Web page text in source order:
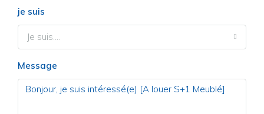
je suis
Je suis....
Message